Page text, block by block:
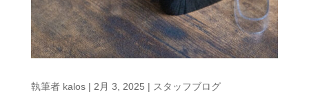
執筆者 kalos| 2月 3, 2025 | スタッフブログ